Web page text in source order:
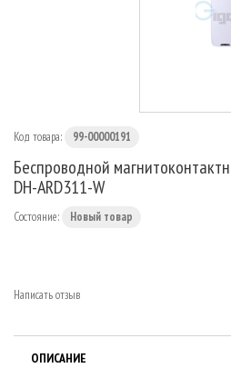
Код товара: 99-00000191
Беспроводной
DH-ARD311-W
Состояние: Новый товар
Написать отзыв
ОПИСАНИЕ